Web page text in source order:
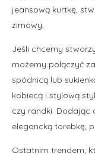
jeansową kurtkę,
zimowy.
Jeśli chcemy
możemy połączyć
spódnicą lub
kobiecą i stylową
czy randki. Dodając
elegancką torebkę,
Ostatnim trendem,